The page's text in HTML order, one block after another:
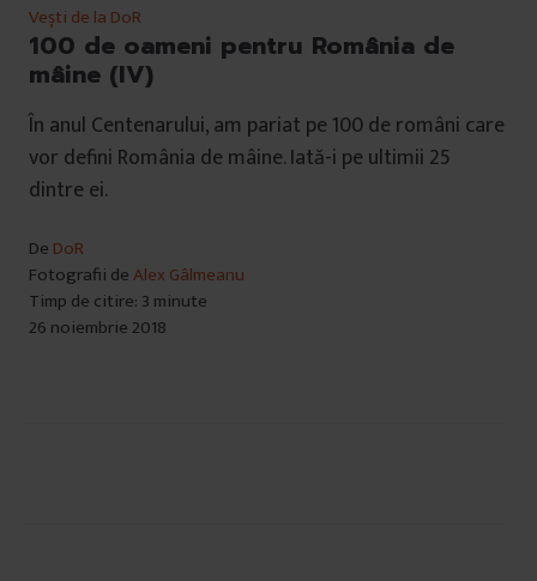
Vești de la DoR
100 de oameni pentru România de
mâine (IV)
În anul Centenarului, am pariat pe 100 de români care
vor defini România de mâine. Iată-i pe ultimii 25
dintre ei.
De DoR
Fotografii deAlex Gâlmeanu
Timp de citire: 3 minute
26 noiembrie 2018